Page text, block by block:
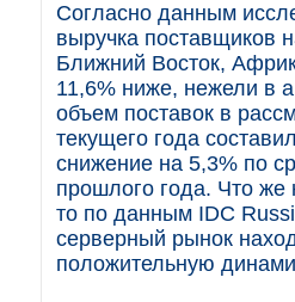
Согласно данным
выручка поставщиков
Ближний Восток,
11,6% ниже, нежели в
объем поставок в
текущего года
снижение на 5,3% по
прошлого года. Что же
то по данным IDC
серверный рынок
положительную